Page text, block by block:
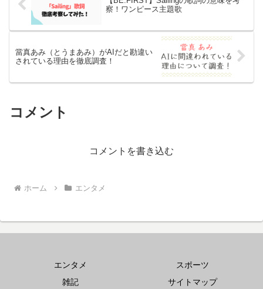
察！ワンピース主題歌
當真あみ（とうまあみ）がAIだと勘違い
されている理由を徹底調査！
コメント
コメントを書き込む
ホーム エンタメ
エンタメ
スポーツ
雑記
サイトマップ